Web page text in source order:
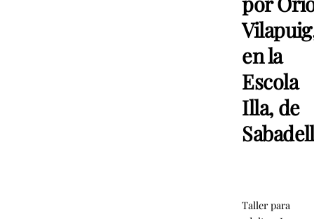
en la
Escola
Illa, de
Taller para